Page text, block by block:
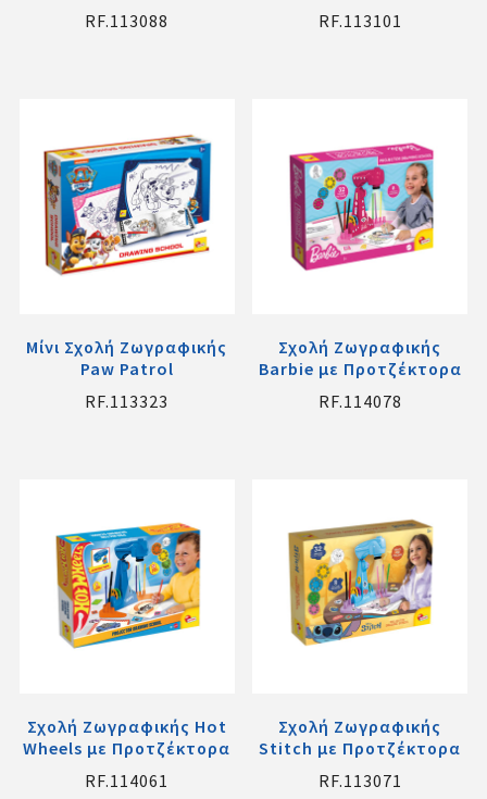
RF.113088
RF.113101
Μίνι Σχολή Ζωγραφικής
Paw Patrol
RF.113323
Σχολή Ζωγραφικής
Barbie με Προτζέκτορα
RF.114078
Σχολή Ζωγραφικής Hot
Wheels με Προτζέκτορα
RF.114061
Σχολή Ζωγραφικής
Stitch με Προτζέκτορα
RF.113071